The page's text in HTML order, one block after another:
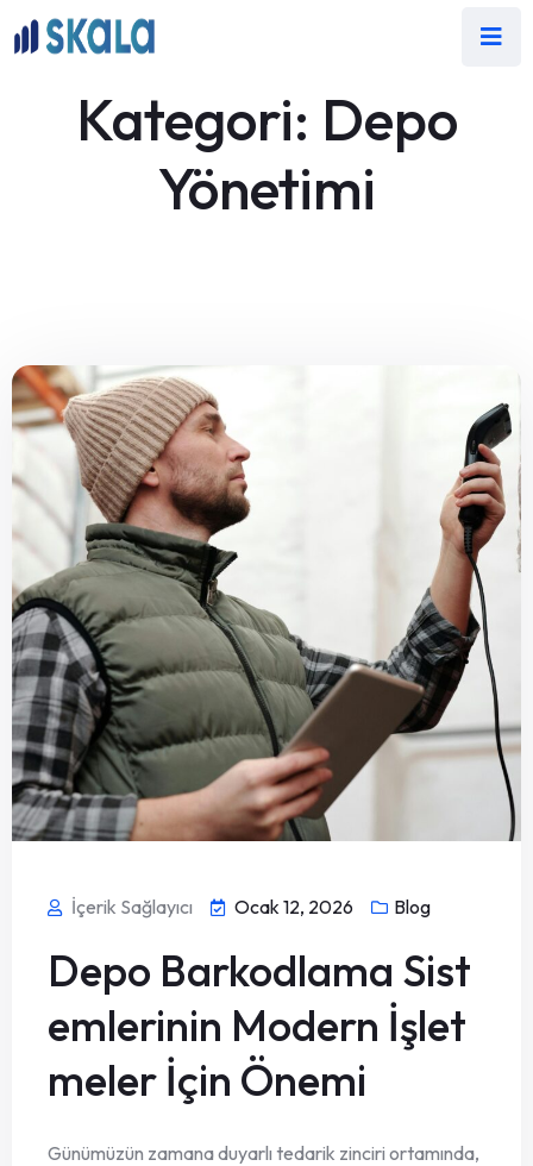
Kategori: Depo
Yönetimi
İçerik Sağlayıcı Ocak 12, 2026 Blog
Depo Barkodlama Sist
emlerinin Modern İşlet
meler İçin Önemi
Günümüzün zamana duyarlı tedarik zinciri ortamında,